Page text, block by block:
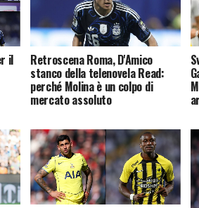
il Retroscena Roma, D'Amico
stanco della telenovela Read:
perché Molina è un colpo di
mercato assoluto